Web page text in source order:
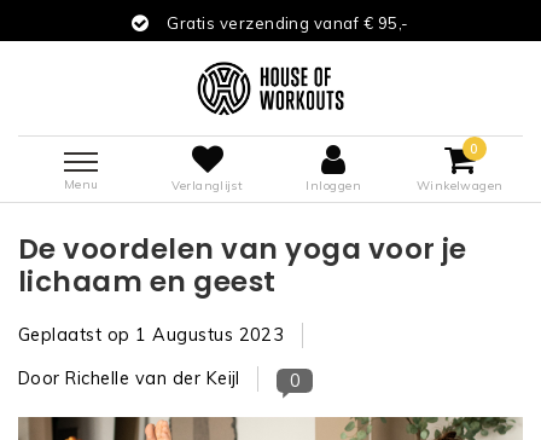
verzending vanaf € 95,-
Menu Verlanglijst Inloggen
0
Winkelwagen
De voordelen van yoga voor je
lichaam en geest
Geplaatst op 1 Augustus 2023
Door Richelle van der Keijl
0